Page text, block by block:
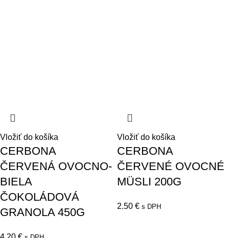
Vložiť do košíka
CERBONA
ČERVENÁ OVOCNO-
BIELA
ČOKOLÁDOVÁ
GRANOLA 450G
Vložiť do košíka
CERBONA
ČERVENÉ OVOCNÉ
MÜSLI 200G
2.50 € s DPH